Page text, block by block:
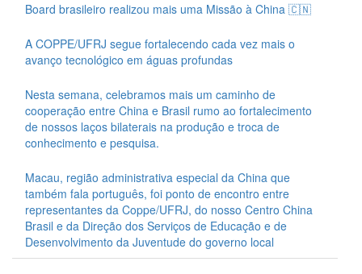
Board brasileiro realizou mais uma Missão à China 🇨🇳
A COPPE/UFRJ segue fortalecendo cada vez mais o
avanço tecnológico em águas profundas
Nesta semana, celebramos mais um caminho de
cooperação entre China e Brasil rumo ao fortalecimento
de nossos laços bilaterais na produção e troca de
conhecimento e pesquisa.
Macau, região administrativa especial da China que
também fala português, foi ponto de encontro entre
representantes da Coppe/UFRJ, do nosso Centro China
Brasil e da Direção dos Serviços de Educação e de
Desenvolvimento da Juventude do governo local